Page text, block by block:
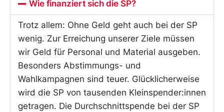
Wie finanziert sich die SP?
Trotz allem: Ohne Geld geht auch bei der SP
wenig. Zur Erreichung unserer Ziele müssen
wir Geld für Personal und Material ausgeben.
Besonders Abstimmungs- und
Wahlkampagnen sind teuer. Glücklicherweise
wird die SP von tausenden Kleinspender:innen
getragen. Die Durchschnittspende bei der SP